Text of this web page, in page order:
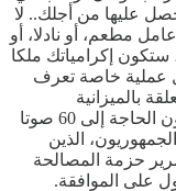
عليها من أجلك.. لا
مطعم، أو نادلا، أو
إكرامياتك ملكا
خلال عملية خاصة تعرف
بالميزانية
بالحصول على تصويت في مجلس الشيوخ دون الحاجة إلى 60 صوتا
الذين
تمرير حزمة المصالحة
على الموافقة.